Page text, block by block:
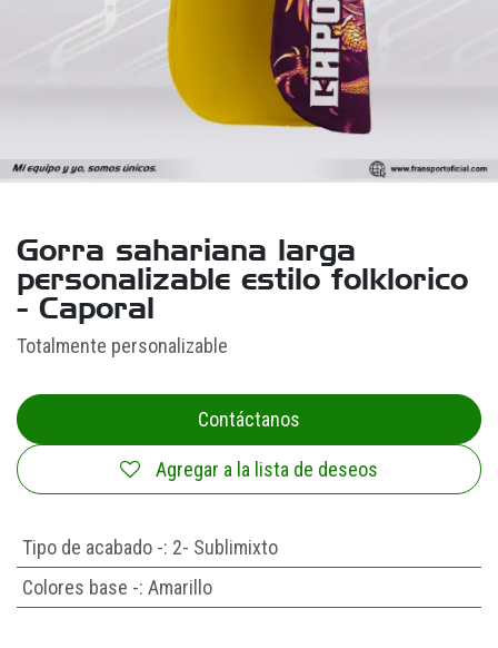
Gorra sahariana larga
personalizable estilo folklorico
- Caporal
Totalmente personalizable
Contáctanos
Agregar a la lista de deseos
Tipo de acabado -: 2- Sublimixto
Colores base -: Amarillo